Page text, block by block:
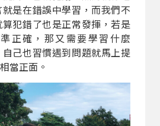
是在錯誤中學習，而我們不
犯錯了也是正常發揮，若是
正確，那又需要學習什麼
己也習慣遇到問題就馬上提
當正面。